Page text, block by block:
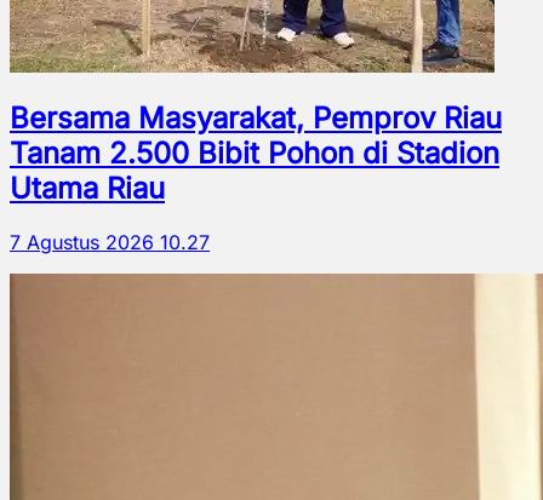
Bersama Masyarakat, Pemprov Riau
Tanam 2.500 Bibit Pohon di Stadion
Utama Riau
7 Agustus 2026 10.27